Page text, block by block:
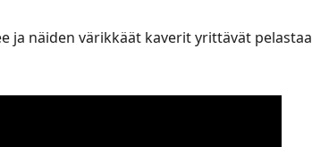
ja näiden värikkäät kaverit yrittävät pelastaa